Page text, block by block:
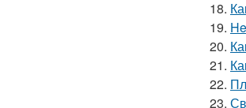
18.
19.
20.
21.
22.
23.